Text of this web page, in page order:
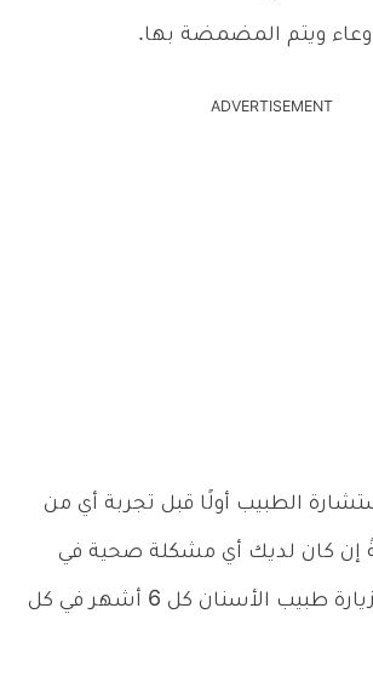
ويتم المضمضة بها.
ADVERTISEMENT
الطبيب أولًا قبل تجربة أي من
إن كان لديك أي مشكلة صحية في
فمك مع ضرورة زيارة طبيب الأسنان كل 6 أشهر في كل